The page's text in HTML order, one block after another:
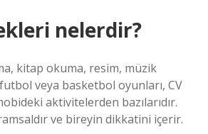
nelerdir?
kitap okuma, resim, müzik
veya basketbol oyunları, CV
aktivitelerden bazılarıdır.
ve bireyin dikkatini içerir.